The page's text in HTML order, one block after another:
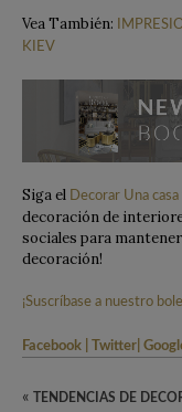
Vea También:
KIEV
Siga el Decorar Una casa
decoración de
sociales para
decoración!
¡Suscríbase a nuestro
Facebook Twitter
«
TENDENCIAS DE